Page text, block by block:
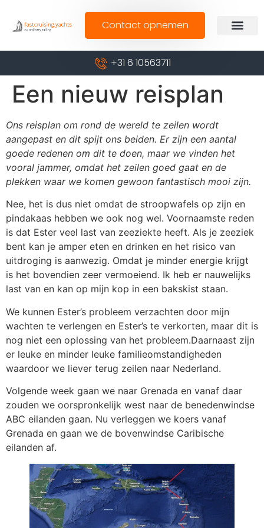
Contact opnemen
+31 6 10563711
Een nieuw reisplan
Ons reisplan om rond de wereld te zeilen wordt
aangepast en dit spijt ons beiden. Er zijn een aantal
goede redenen om dit te doen, maar we vinden het
vooral jammer, omdat het zeilen goed gaat en de
plekken waar we komen gewoon fantastisch mooi zijn.
Nee, het is dus niet omdat de stroopwafels op zijn en
pindakaas hebben we ook nog wel. Voornaamste reden
is dat Ester veel last van zeeziekte heeft. Als je zeeziek
bent kan je amper eten en drinken en het risico van
uitdroging is aanwezig. Omdat je minder energie krijgt
is het bovendien zeer vermoeiend. Ik heb er nauwelijks
last van en kan op mijn kop in een bakskist staan.
We kunnen Ester’s probleem verzachten door mijn
wachten te verlengen en Ester’s te verkorten, maar dit is
nog niet een oplossing van het probleem.Daarnaast zijn
er leuke en minder leuke familieomstandigheden
waardoor we liever terug zeilen naar Nederland.
Volgende week gaan we naar Grenada en vanaf daar
zouden we oorspronkelijk west naar de benedenwindse
ABC eilanden gaan. Nu verleggen we koers vanaf
Grenada en gaan we de bovenwindse Caribische
eilanden af.